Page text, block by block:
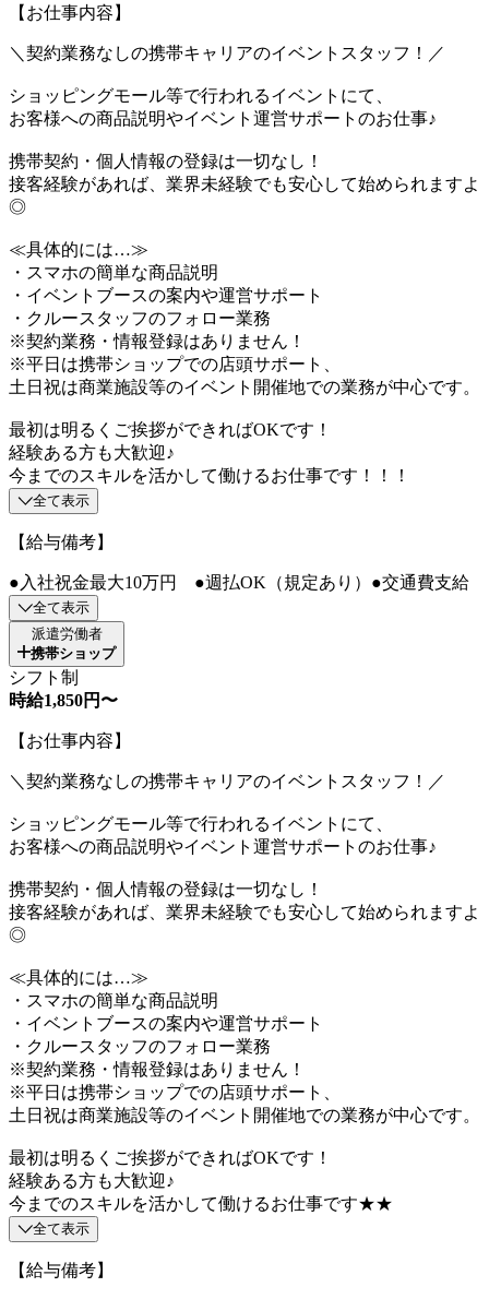
【お仕事内容】
＼契約業務なしの携帯キャリアのイベントスタッフ！／
ショッピングモール等で行われるイベントにて、
お客様への商品説明やイベント運営サポートのお仕事♪
携帯契約・個人情報の登録は一切なし！
接客経験があれば、業界未経験でも安心して始められますよ
◎
≪具体的には…≫
・スマホの簡単な商品説明
・イベントブースの案内や運営サポート
・クルースタッフのフォロー業務
※契約業務・情報登録はありません！
※平日は携帯ショップでの店頭サポート、
土日祝は商業施設等のイベント開催地での業務が中心です。
最初は明るくご挨拶ができればOKです！
経験ある方も大歓迎♪
今までのスキルを活かして働けるお仕事です！！！
全て表示
【給与備考】
●入社祝金最大10万円 ●週払OK（規定あり）●交通費支給
全て表示
派遣労働者
携帯ショップ
シフト制
時給1,850円〜
【お仕事内容】
＼契約業務なしの携帯キャリアのイベントスタッフ！／
ショッピングモール等で行われるイベントにて、
お客様への商品説明やイベント運営サポートのお仕事♪
携帯契約・個人情報の登録は一切なし！
接客経験があれば、業界未経験でも安心して始められますよ
◎
≪具体的には…≫
・スマホの簡単な商品説明
・イベントブースの案内や運営サポート
・クルースタッフのフォロー業務
※契約業務・情報登録はありません！
※平日は携帯ショップでの店頭サポート、
土日祝は商業施設等のイベント開催地での業務が中心です。
最初は明るくご挨拶ができればOKです！
経験ある方も大歓迎♪
今までのスキルを活かして働けるお仕事です★★
全て表示
【給与備考】